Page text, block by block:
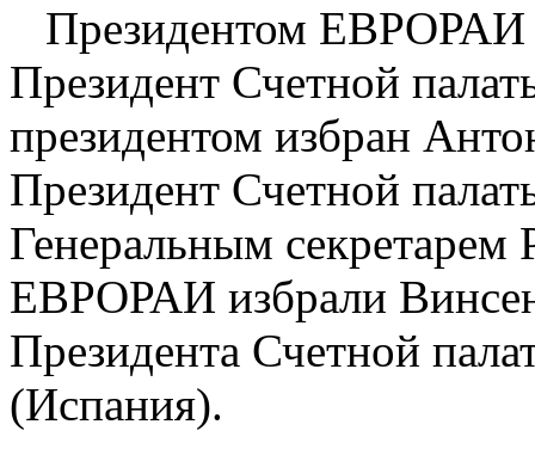
Президентом
Президент Счетной
президентом избран
Президент Счетной
Генеральным секретарем
ЕВРОРАИ избрали
Президента Счетной
(Испания).